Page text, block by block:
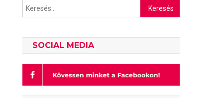
Keresés:
SOCIAL MEDIA